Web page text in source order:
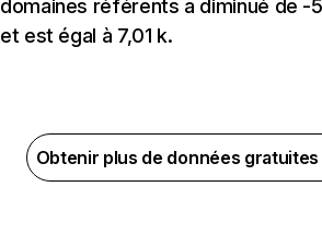
domaines référents a diminué de -
et est égal à 7,01 k.
Obtenir plus de données